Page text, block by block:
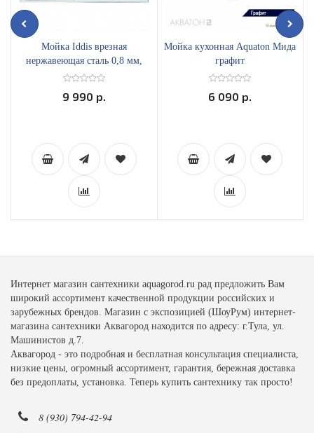
Мойка Iddis врезная
нержавеющая сталь 0,8 мм,
780х440 мм ARR78SXi77
9 990 р.
Мойка кухонная Aquaton Мида
графит
6 090 р.
Интернет магазин сантехники aquagorod.ru рад предложить Вам
широкий ассортимент качественной продукции российских и
зарубежных брендов. Магазин с экспозицией (ШоуРум) интернет-
магазина сантехники Аквагород находится по адресу: г.Тула, ул.
Машинистов д.7.
Аквагород - это подробная и бесплатная консультация специалиста,
низкие цены, огромный ассортимент, гарантия, бережная доставка
без предоплаты, установка. Теперь купить сантехнику так просто!
8 (930) 794-42-94